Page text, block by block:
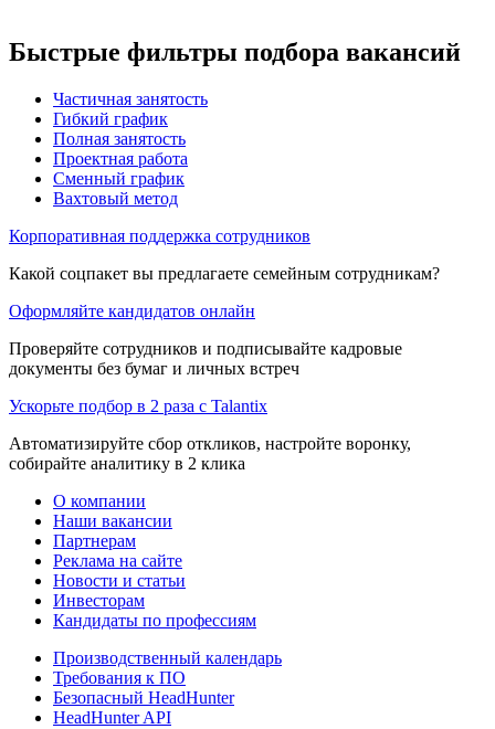
Быстрые фильтры подбора вакансий
Частичная занятость
Гибкий график
Полная занятость
Проектная работа
Сменный график
Вахтовый метод
Корпоративная поддержка сотрудников
Какой соцпакет вы предлагаете семейным сотрудникам?
Оформляйте кандидатов онлайн
Проверяйте сотрудников и подписывайте кадровые
документы без бумаг и личных встреч
Ускорьте подбор в 2 раза с Talantix
Автоматизируйте сбор откликов, настройте воронку,
собирайте аналитику в 2 клика
О компании
Наши вакансии
Партнерам
Реклама на сайте
Новости и статьи
Инвесторам
Кандидаты по профессиям
Производственный календарь
Требования к ПО
Безопасный HeadHunter
HeadHunter API